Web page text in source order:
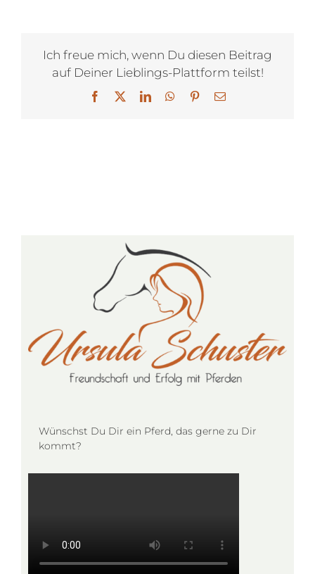
Ich freue mich, wenn Du diesen Beitrag
auf Deiner Lieblings-Plattform teilst!
Facebook LinkedInWhatsApp
Pinterest
E-
Wünschst Du Dir ein Pferd, das gerne zu Dir
kommt?